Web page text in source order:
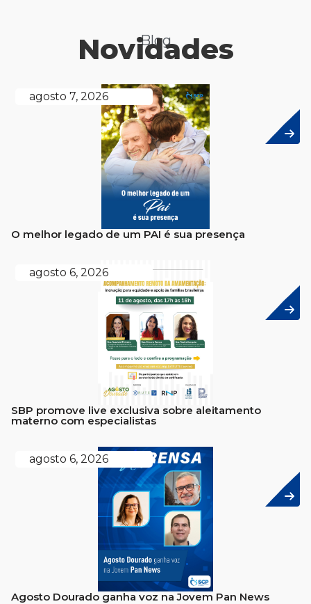
Blog
Novidades
agosto 7, 2026
O melhor legado de um PAI é sua presença
agosto 6, 2026
SBP promove live exclusiva sobre aleitamento
materno com especialistas
agosto 6, 2026
Agosto Dourado ganha voz na Jovem Pan News